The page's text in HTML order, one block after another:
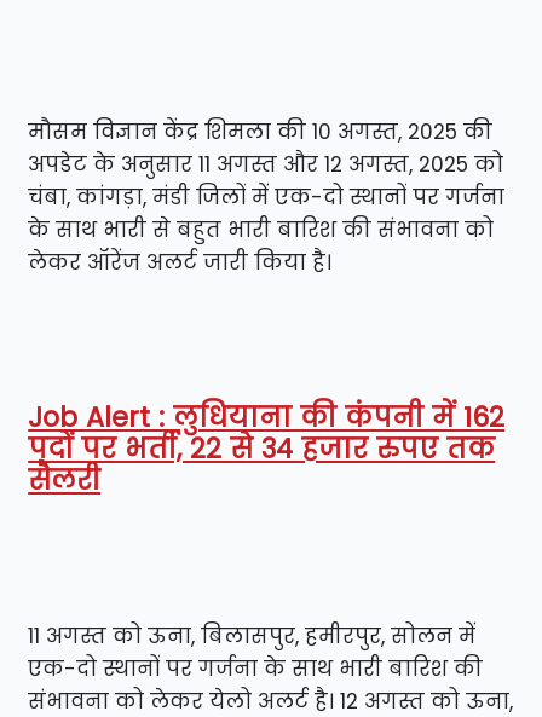
मौसम विज्ञान केंद्र शिमला की 10 अगस्त, 2025 की
अपडेट के अनुसार 11 अगस्त और 12 अगस्त, 2025 को
चंबा, कांगड़ा, मंडी जिलों में एक-दो स्थानों पर गर्जना
के साथ भारी से बहुत भारी बारिश की संभावना को
लेकर ऑरेंज अलर्ट जारी किया है।
Job Alert : लुधियाना की कंपनी में 162
पदों पर भर्ती, 22 से 34 हजार रुपए तक
सैलरी
11 अगस्त को ऊना, बिलासपुर, हमीरपुर, सोलन में
एक-दो स्थानों पर गर्जना के साथ भारी बारिश की
संभावना को लेकर येलो अलर्ट है। 12 अगस्त को ऊना,